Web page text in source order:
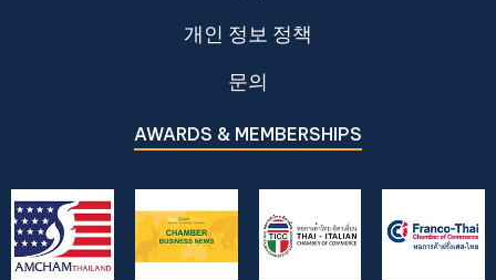
개인 정보 정책
문의
AWARDS & MEMBERSHIPS